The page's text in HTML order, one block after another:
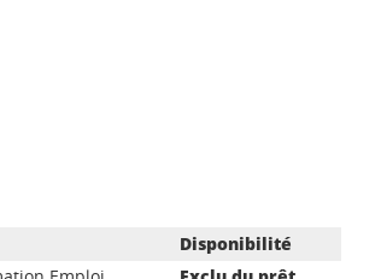
Disponibilité